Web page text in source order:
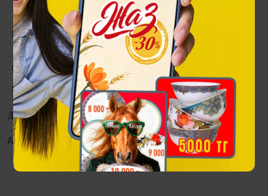
Топтама
Анар Бағы
Материалы
Premium Porcelain кәрлені, алтын
деколь, табиғи минералды бояулар.
Өлшемі
Диаметрі-240 мм
Қаптама
Жөнелту қаптамасы.
Дүкендерде қолжетімділік
Алматы: Астана: Атырау: Актау: